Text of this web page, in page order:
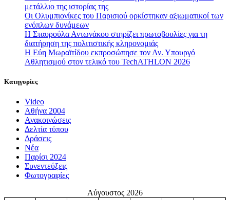
μετάλλιο της ιστορίας της
Οι Ολυμπιονίκες του Παρισιού ορκίστηκαν αξιωματικοί των
ενόπλων δυνάμεων
Η Σταυρούλα Αντωνάκου στηρίζει πρωτοβουλίες για τη
διατήρηση της πολιτιστικής κληρονομιάς
Η Εύη Μωραϊτίδου εκπροσώπησε τον Αν. Υπουργό
Αθλητισμού στον τελικό του TechATHLON 2026
Κατηγορίες
Video
Αθήνα 2004
Ανακοινώσεις
Δελτία τύπου
Δράσεις
Νέα
Παρίσι 2024
Συνεντεύξεις
Φωτογραφίες
Αύγουστος 2026